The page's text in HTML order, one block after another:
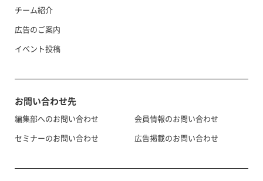
チーム紹介
広告のご案内
イベント投稿
お問い合わせ先
編集部へのお問い合わせ
セミナーのお問い合わせ
会員情報のお問い合わせ
広告掲載のお問い合わせ